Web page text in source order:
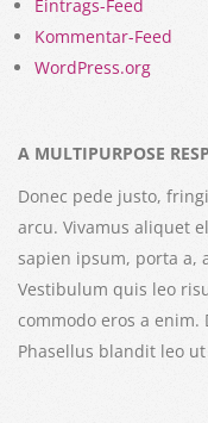
Eintrags-Feed
Kommentar-Feed
WordPress.org
A MULTIPURPOSE
Donec pede justo,
arcu. Vivamus aliquet
sapien ipsum, porta a,
Vestibulum quis leo
commodo eros a
Phasellus blandit leo